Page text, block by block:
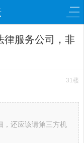
律服务公司，非
31楼
，还应该请第三方机